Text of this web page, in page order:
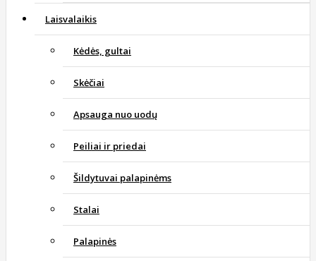
Laisvalaikis
Kėdės, gultai
Skėčiai
Apsauga nuo uodų
Peiliai ir priedai
Šildytuvai palapinėms
Stalai
Palapinės